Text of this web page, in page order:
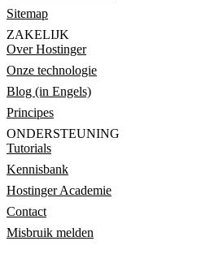
Sitemap
ZAKELIJK
Over Hostinger
Onze technologie
Blog (in Engels)
Principes
ONDERSTEUNING
Tutorials
Kennisbank
Hostinger Academie
Contact
Misbruik melden